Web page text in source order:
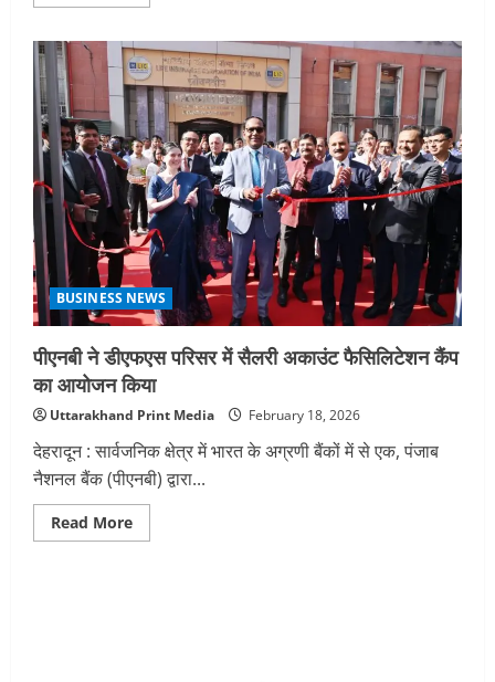
डिजिटल
उपस्थिति
को
मजबूत
करने
के
लिए
पीएनबी
ने
लाँच
किया
डिजिटल
लोकेशन
मैनेजमेंट
साल्यूशन
(डीएलएमएस)
BUSINESS NEWS
पीएनबी ने डीएफएस परिसर में सैलरी अकाउंट फैसिलिटेशन कैंप
का आयोजन किया
Uttarakhand Print Media February 18, 2026
देहरादून : सार्वजनिक क्षेत्र में भारत के अग्रणी बैंकों में से एक, पंजाब
नैशनल बैंक (पीएनबी) द्वारा...
Read MoreRead
more